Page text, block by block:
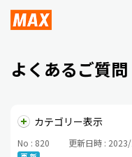
よくあるご質問
カテゴリー表示
No : 820 更新日時 :